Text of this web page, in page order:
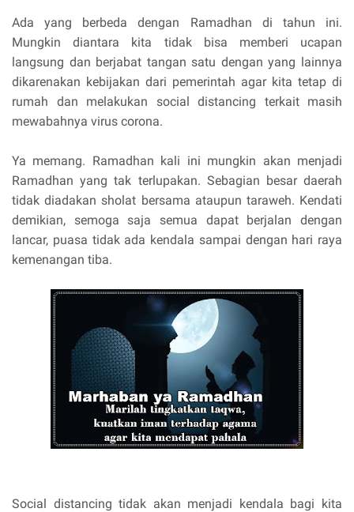
Ada yang berbeda dengan Ramadhan di tahun ini.
Mungkin diantara kita tidak bisa memberi ucapan
langsung dan berjabat tangan satu dengan yang lainnya
dikarenakan kebijakan dari pemerintah agar kita tetap di
rumah dan melakukan social distancing terkait masih
mewabahnya virus corona.
Ya memang. Ramadhan kali ini mungkin akan menjadi
Ramadhan yang tak terlupakan. Sebagian besar daerah
tidak diadakan sholat bersama ataupun taraweh. Kendati
demikian, semoga saja semua dapat berjalan dengan
lancar, puasa tidak ada kendala sampai dengan hari raya
kemenangan tiba.
Social distancing tidak akan menjadi kendala bagi kita